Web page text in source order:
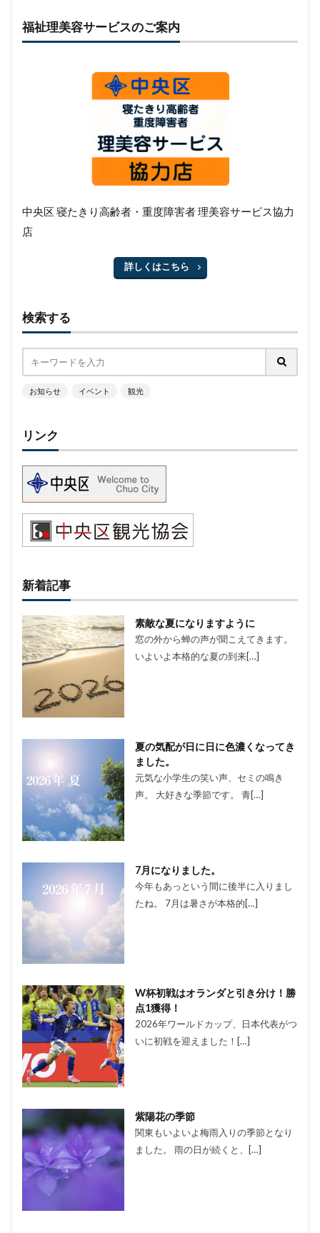
福祉理美容サービスのご案内
中央区 寝たきり高齢者・重度障害者 理美容サービス協力
店
詳しくはこちら
検索する
お知らせ イベント 観光
リンク
新着記事
素敵な夏になりますように
窓の外から蝉の声が聞こえてきます。
いよいよ本格的な夏の到来[…]
夏の気配が日に日に色濃くなってき
ました。
元気な小学生の笑い声、セミの鳴き
声。 大好きな季節です。 青[…]
7月になりました。
今年もあっという間に後半に入りまし
たね。 7月は暑さが本格的[…]
W杯初戦はオランダと引き分け！勝
点1獲得！
2026年ワールドカップ、日本代表がつ
いに初戦を迎えました！[…]
紫陽花の季節
関東もいよいよ梅雨入りの季節となり
ました。 雨の日が続くと、[…]